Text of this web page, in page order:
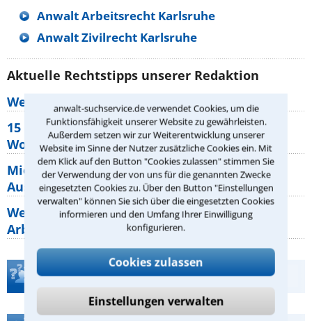
anwalt-suchservice.de verwendet Cookies, um die
Funktionsfähigkeit unserer Website zu gewährleisten.
Außerdem setzen wir zur Weiterentwicklung unserer
Website im Sinne der Nutzer zusätzliche Cookies ein. Mit
dem Klick auf den Button "Cookies zulassen" stimmen Sie
der Verwendung der von uns für die genannten Zwecke
eingesetzten Cookies zu. Über den Button "Einstellungen
verwalten" können Sie sich über die eingesetzten Cookies
informieren und den Umfang Ihrer Einwilligung
konfigurieren.
Cookies zulassen
Einstellungen verwalten
Anwalt Arbeitsrecht Karlsruhe
Anwalt Zivilrecht Karlsruhe
Aktuelle Rechtstipps unserer Redaktion
Wer muss Zweitwohnungssteuer zahlen?
15 elementare Rechte, die jeder
Wohnungseigentümer kennen sollte
Mietpreisbremse 2026: Alle Regeln,
Ausnahmen und Rechte für Mieter
Welche Regeln für Teilnahme, Urlaub,
Arbeitszeit gelten beim
Teste Dein Rechtswissen